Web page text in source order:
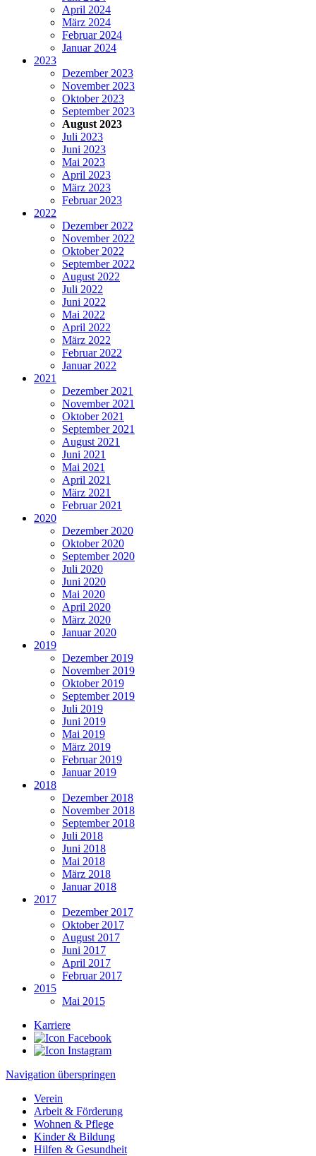
April 2024
März 2024
Februar 2024
Januar 2024
2023
Dezember 2023
November 2023
Oktober 2023
September 2023
August 2023
Juli 2023
Juni 2023
Mai 2023
April 2023
März 2023
Februar 2023
2022
Dezember 2022
November 2022
Oktober 2022
September 2022
August 2022
Juli 2022
Juni 2022
Mai 2022
April 2022
März 2022
Februar 2022
Januar 2022
2021
Dezember 2021
November 2021
Oktober 2021
September 2021
August 2021
Juni 2021
Mai 2021
April 2021
März 2021
Februar 2021
2020
Dezember 2020
Oktober 2020
September 2020
Juli 2020
Juni 2020
Mai 2020
April 2020
März 2020
Januar 2020
2019
Dezember 2019
November 2019
Oktober 2019
September 2019
Juli 2019
Juni 2019
Mai 2019
März 2019
Februar 2019
Januar 2019
2018
Dezember 2018
November 2018
September 2018
Juli 2018
Juni 2018
Mai 2018
März 2018
Januar 2018
2017
Dezember 2017
Oktober 2017
August 2017
Juni 2017
April 2017
Februar 2017
2015
Mai 2015
Karriere
Navigation überspringen
Verein
Arbeit & Förderung
Wohnen & Pflege
Kinder & Bildung
Hilfen & Gesundheit